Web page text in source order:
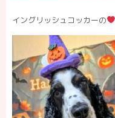
イングリッシュコッカーの